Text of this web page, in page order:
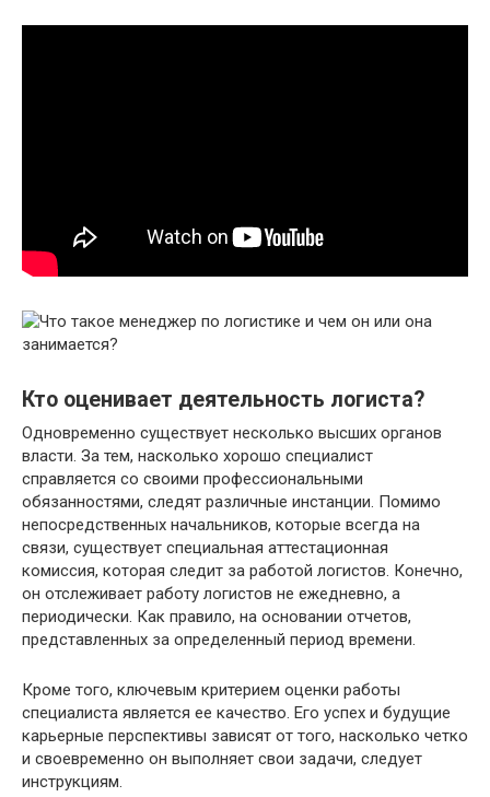
Кто оценивает деятельность логиста?
Одновременно существует несколько высших органов
власти. За тем, насколько хорошо специалист
справляется со своими профессиональными
обязанностями, следят различные инстанции. Помимо
непосредственных начальников, которые всегда на
связи, существует специальная аттестационная
комиссия, которая следит за работой логистов. Конечно,
он отслеживает работу логистов не ежедневно, а
периодически. Как правило, на основании отчетов,
представленных за определенный период времени.
Кроме того, ключевым критерием оценки работы
специалиста является ее качество. Его успех и будущие
карьерные перспективы зависят от того, насколько четко
и своевременно он выполняет свои задачи, следует
инструкциям.